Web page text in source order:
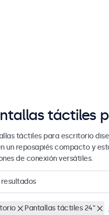
táctiles
táctiles para escritorio
un reposapiés compacto y
de conexión versátiles.
resultados
Pantallas táctiles 24"